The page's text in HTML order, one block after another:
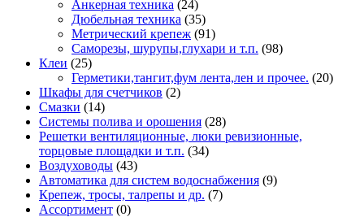
Анкерная техника (24)
Дюбельная техника (35)
Метрический крепеж (91)
Саморезы, шурупы,глухари и т.п. (98)
Клеи (25)
Герметики,тангит,фум лента,лен и прочее. (20)
Шкафы для счетчиков (2)
Смазки (14)
Системы полива и орошения (28)
Решетки вентиляционные, люки ревизионные,
торцовые площадки и т.п. (34)
Воздуховоды (43)
Автоматика для систем водоснабжения (9)
Крепеж, тросы, талрепы и др. (7)
Ассортимент (0)